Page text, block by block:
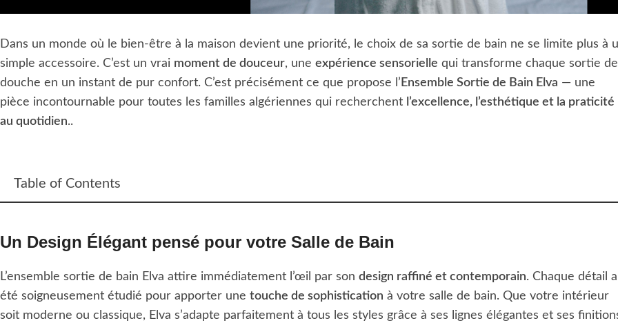
Dans un monde où le bien-être à la maison devient une priorité, le choix de sa sortie de bain ne se limite plus à
simple accessoire. C’est un vrai moment de douceur, une expérience sensorielle qui transforme chaque sortie de
douche en un instant de pur confort. C’est précisément ce que propose l’ Ensemble Sortie de Bain Elva — une
pièce incontournable pour toutes les familles algériennes qui recherchent l’excellence, l’esthétique et la praticité
au quotidien..
Table of Contents
Un Design Élégant pensé pour votre Salle de Bain
L’ensemble sortie de bain Elva attire immédiatement l’œil par son design raffiné et contemporain. Chaque détail a
été soigneusement étudié pour apporter une touche de sophistication à votre salle de bain. Que votre intérieur
soit moderne ou classique, Elva s’adapte parfaitement à tous les styles grâce à ses lignes élégantes et ses